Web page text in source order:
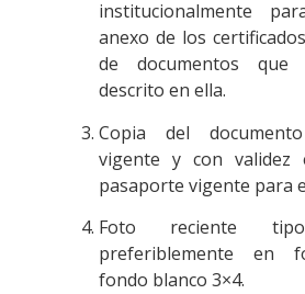
institucionalmente
anexo de los
de documentos que
descrito en ella.
Copia del
vigente y con validez
pasaporte vigente para
Foto reciente tipo
preferiblemente en
fondo blanco 3×4.